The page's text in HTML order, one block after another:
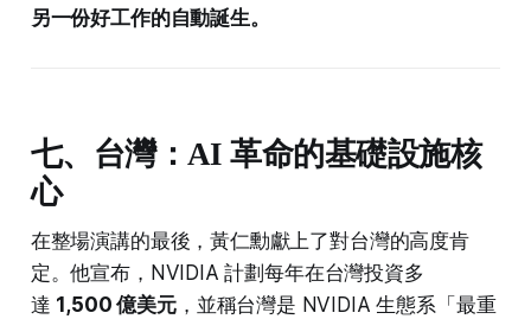
另一份好工作的自動誕生。
七、台灣：AI 革命的基礎設施核
心
在整場演講的最後，黃仁勳獻上了對台灣的高度肯
定。他宣布，NVIDIA 計劃每年在台灣投資多
達 1,500 億美元，並稱台灣是 NVIDIA 生態系「最重